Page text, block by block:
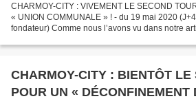
CHARMOY-CITY : VIVEMENT LE SECOND
« UNION COMMUNALE » ! - du 19 mai 2020
fondateur) Comme nous l’avons vu dans notre
CHARMOY-CITY : BIENTÔT LE
POUR UN « DÉCONFINEMENT